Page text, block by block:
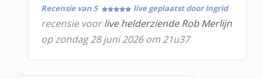
Recensie van 5 live geplaatst door Ingrid
recensie voorlive helderziende Rob Merlijn
op zondag 28 juni 2026 om 21u37